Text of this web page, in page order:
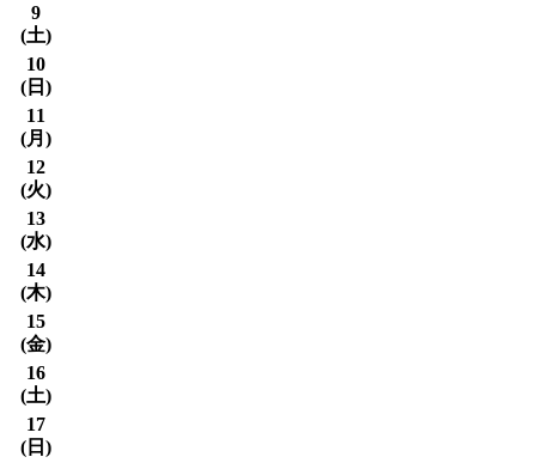
9
(土)
10
(日 )
11
(月 )
12
(火)
13
(水)
14
(木)
15
(金)
16
(土)
17
(日 )